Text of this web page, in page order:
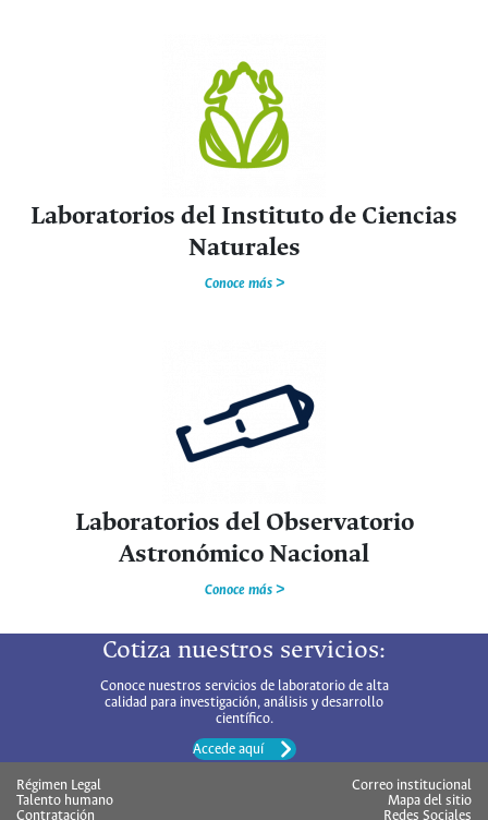
Laboratorios del Instituto de Ciencias
Naturales
Conoce más >
Laboratorios del Observatorio
Astronómico Nacional
Conoce más >
Cotiza nuestros servicios:
Conoce nuestros servicios de laboratorio de alta
calidad para investigación, análisis y desarrollo
científico.
Accede aquí
Régimen Legal
Talento humano
Contratación
Correo institucional
Mapa del sitio
Redes Sociales